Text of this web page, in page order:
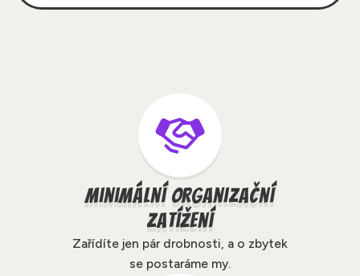
Minimální organizační
zatížení
Zařídíte jen pár drobnosti, a o zbytek
se postaráme my.